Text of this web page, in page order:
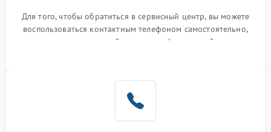
Для того, чтобы обратиться в сервисный центр, вы можете
воспользоваться контактным телефоном самостоятельно,
или оставить свой номер телефона на сайте